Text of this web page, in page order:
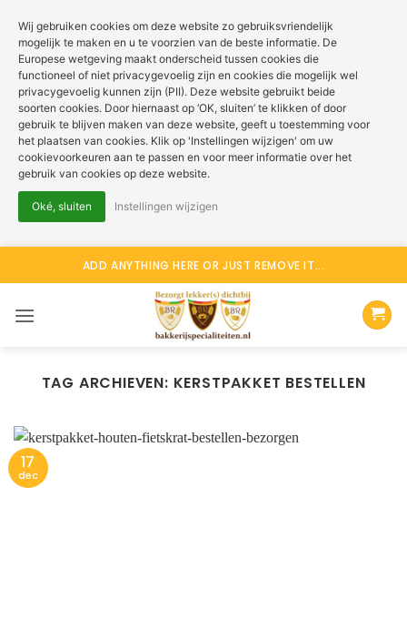
naar
ADD ANYTHING HERE OR JUST REMOVE IT...
TAG ARCHIEVEN: KERSTPAKKET BESTELLEN
17
dec
Wij gebruiken cookies om deze website zo gebruiksvriendelijk
mogelijk te maken en u te voorzien van de beste informatie. De
Europese wetgeving maakt onderscheid tussen cookies die
functioneel of niet privacygevoelig zijn en cookies die mogelijk wel
privacygevoelig kunnen zijn (PII). Deze website gebruikt beide
soorten cookies. Door hiernaast op ‘OK, sluiten’ te klikken of door
gebruik te blijven maken van deze website, geeft u toestemming voor
het plaatsen van cookies. Klik op 'Instellingen wijzigen' om uw
cookievoorkeuren aan te passen en voor meer informatie over het
gebruik van cookies op deze website.
Oké, sluiten Instellingen wijzigen